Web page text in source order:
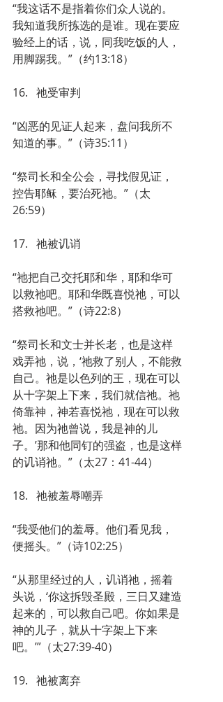
“我这话不是指着你们众人说的。
我知道我所拣选的是谁。现在要应
验经上的话，说，同我吃饭的人，
用脚踢我。”（约13:18）
16.   祂受审判
“凶恶的见证人起来，盘问我所不
知道的事。”（诗35:11）
“祭司长和全公会，寻找假见证，
控告耶稣，要治死祂。”（太
26:59）
17.   祂被讥诮
“祂把自己交托耶和华，耶和华可
以救祂吧。耶和华既喜悦祂，可以
搭救祂吧。”（诗22:8）
“祭司长和文士并长老，也是这样
戏弄祂，说，‘祂救了别人，不能救
自己。祂是以色列的王，现在可以
从十字架上下来，我们就信祂。祂
倚靠神，神若喜悦祂，现在可以救
祂。因为祂曾说，我是神的儿
子。’那和他同钉的强盗，也是这样
的讥诮祂。”（太27：41-44）
18.   祂被羞辱嘲弄
“我受他们的羞辱。他们看见我，
便摇头。”（诗102:25）
“从那里经过的人，讥诮祂，摇着
头说，‘你这拆毁圣殿，三日又建造
起来的，可以救自己吧。你如果是
神的儿子，就从十字架上下来
吧。’”（太27:39-40）
19.   祂被离弃